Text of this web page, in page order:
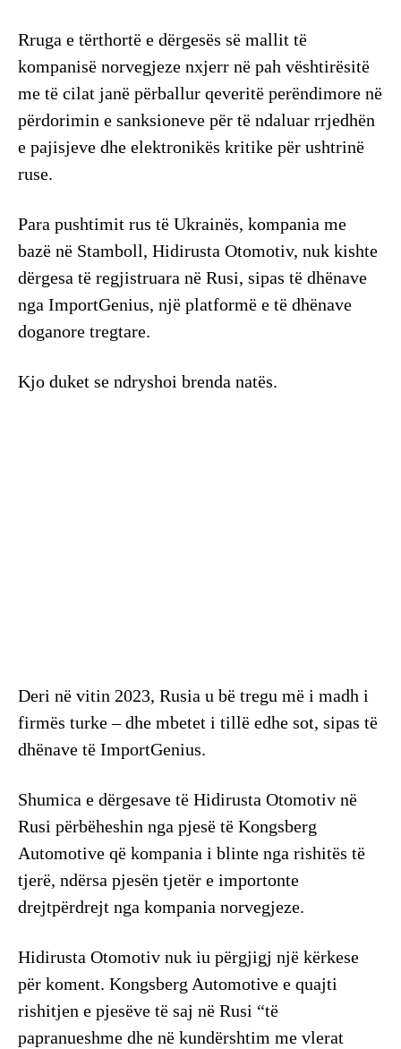
Rruga e tërthortë e dërgesës së mallit të
kompanisë norvegjeze nxjerr në pah vështirësitë
me të cilat janë përballur qeveritë perëndimore në
përdorimin e sanksioneve për të ndaluar rrjedhën
e pajisjeve dhe elektronikës kritike për ushtrinë
ruse.
Para pushtimit rus të Ukrainës, kompania me
bazë në Stamboll, Hidirusta Otomotiv, nuk kishte
dërgesa të regjistruara në Rusi, sipas të dhënave
nga ImportGenius, një platformë e të dhënave
doganore tregtare.
Kjo duket se ndryshoi brenda natës.
Deri në vitin 2023, Rusia u bë tregu më i madh i
firmës turke – dhe mbetet i tillë edhe sot, sipas të
dhënave të ImportGenius.
Shumica e dërgesave të Hidirusta Otomotiv në
Rusi përbëheshin nga pjesë të Kongsberg
Automotive që kompania i blinte nga rishitës të
tjerë, ndërsa pjesën tjetër e importonte
drejtpërdrejt nga kompania norvegjeze.
Hidirusta Otomotiv nuk iu përgjigj një kërkese
për koment. Kongsberg Automotive e quajti
rishitjen e pjesëve të saj në Rusi “të
papranueshme dhe në kundërshtim me vlerat